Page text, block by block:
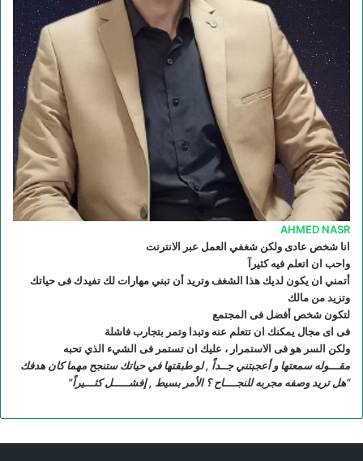
م
و
ق
AHMED NASR
انا شخص عادى ولكن شغفي العمل عبر الانترنت
واحب ان اتعلم فيه كثيرآ
أتمني ان يكون لديك هذا الشغف وتريد أن تبني مهارات لك تفيدك فى حياتك
وتزيد من مالك
لتكون شخص أفضل فى المجتمع
فى اى مجال يمكنك ان تتعلم عنه وتبدا وتمر بتجارب فاشلة
ولكن السر هو فى الاستمرار ، عليك ان تستمر فى الشيء الذي تحبه
مقـــوله سمعتها و أعجبتني جــداً , لو طبقتها في حياتك ستنجح مهما كان هدفك
“هل تريد وصفه مجربه للنجــــاح ؟ الأمر بسيط , إفشـــــل كثـــيراً”